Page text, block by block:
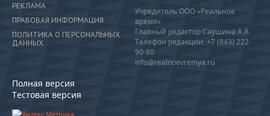
РЕКЛАМА
ПРАВОВАЯ ИНФОРМАЦИЯ
ПОЛИТИКА О ПЕРСОНАЛЬНЫХ
ДАННЫХ
Полная версия
Тестовая версия
Учредитель ООО «Реальное
время»
Главный редактор Саушина А.А.
Телефон редакции: +7 (843) 222-
90-80
info@realnoevremya.ru